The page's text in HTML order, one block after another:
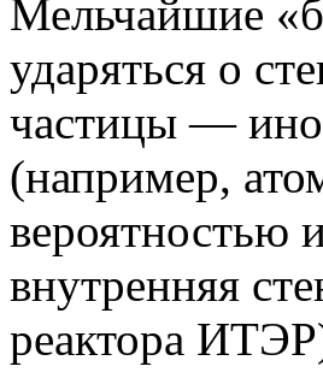
Мельчайшие
ударяться о
частицы —
(например,
вероятностью
внутренняя
реактора